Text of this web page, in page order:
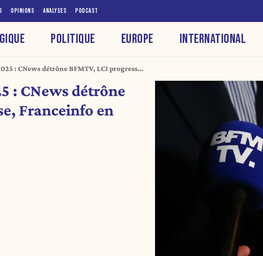
OPINIONS ANALYSES PODCAST
POLITIQUE EUROPE INTERNATIONAL
: CNews détrône BFMTV, LCI progresse,
: CNews détrône
Franceinfo en